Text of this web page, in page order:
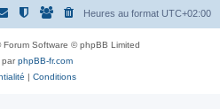
Heures au format UTC+02:00
Forum Software © phpBB Limited
parphpBB-fr.com
| Conditions